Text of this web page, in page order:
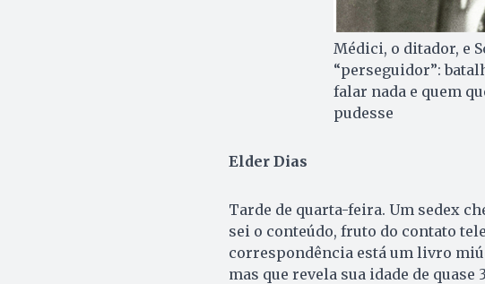
Médici, o ditador, e
“perseguidor”:
falar nada e quem
pudesse
Elder Dias
Tarde de quarta-feira. Um sedex
sei o conteúdo, fruto do contato
correspondência está um livro
mas que revela sua idade de